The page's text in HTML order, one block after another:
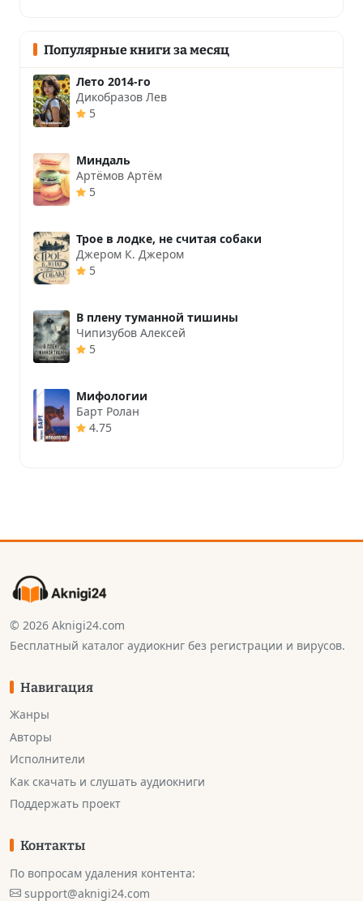
Популярные книги за месяц
Лето 2014-го
Дикобразов Лев
5
Миндаль
Артёмов Артём
5
Трое в лодке, не считая собаки
Джером К. Джером
5
В плену туманной тишины
Чипизубов Алексей
5
Мифологии
Барт Ролан
4.75
© 2026 Aknigi24.com
Бесплатный каталог аудиокниг без регистрации и вирусов.
Навигация
Жанры
Авторы
Исполнители
Как скачать и слушать аудиокниги
Поддержать проект
Контакты
По вопросам удаления контента:
support@aknigi24.com